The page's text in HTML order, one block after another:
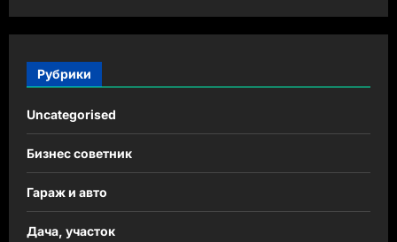
Рубрики
Uncategorised
Бизнес советник
Гараж и авто
Дача, участок